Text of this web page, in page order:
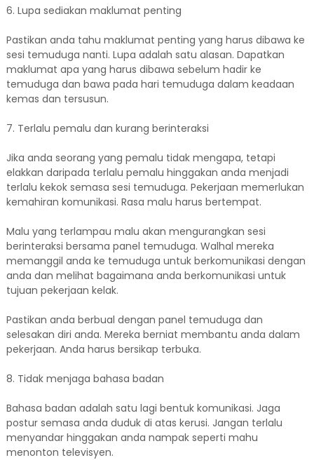
6. Lupa sediakan maklumat penting
Pastikan anda tahu maklumat penting yang harus dibawa ke
sesi temuduga nanti. Lupa adalah satu alasan. Dapatkan
maklumat apa yang harus dibawa sebelum hadir ke
temuduga dan bawa pada hari temuduga dalam keadaan
kemas dan tersusun.
7. Terlalu pemalu dan kurang berinteraksi
Jika anda seorang yang pemalu tidak mengapa, tetapi
elakkan daripada terlalu pemalu hinggakan anda menjadi
terlalu kekok semasa sesi temuduga. Pekerjaan memerlukan
kemahiran komunikasi. Rasa malu harus bertempat.
Malu yang terlampau malu akan mengurangkan sesi
berinteraksi bersama panel temuduga. Walhal mereka
memanggil anda ke temuduga untuk berkomunikasi dengan
anda dan melihat bagaimana anda berkomunikasi untuk
tujuan pekerjaan kelak.
Pastikan anda berbual dengan panel temuduga dan
selesakan diri anda. Mereka berniat membantu anda dalam
pekerjaan. Anda harus bersikap terbuka.
8. Tidak menjaga bahasa badan
Bahasa badan adalah satu lagi bentuk komunikasi. Jaga
postur semasa anda duduk di atas kerusi. Jangan terlalu
menyandar hinggakan anda nampak seperti mahu
menonton televisyen.